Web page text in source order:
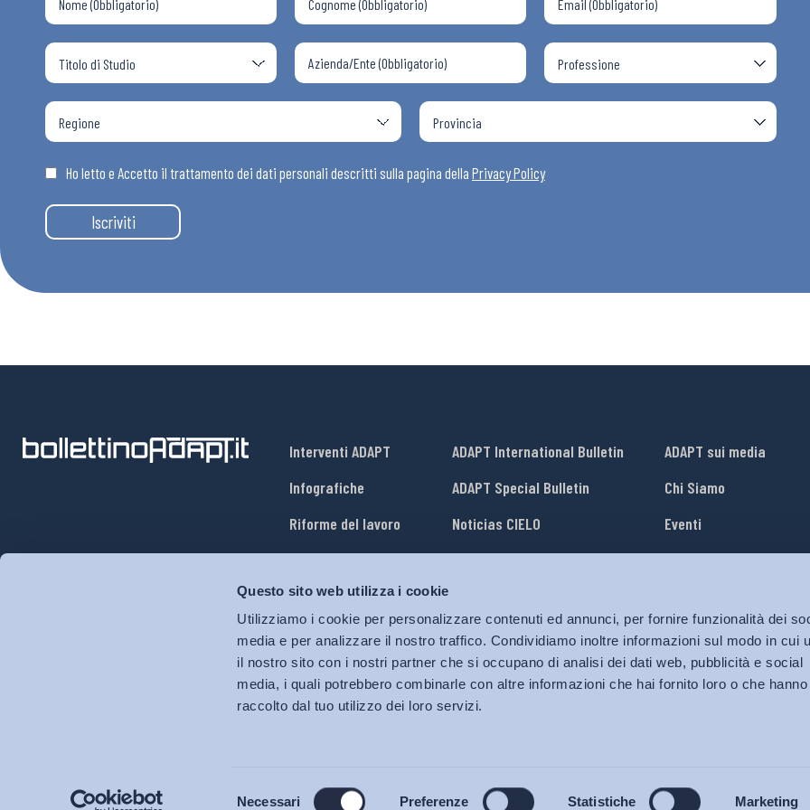
Questo sito web utilizza i cookie
Utilizziamo i cookie per personalizzare contenuti ed annunci, per fornire funzionalità dei
media e per analizzare il nostro traffico. Condividiamo inoltre informazioni sul modo in cui
il nostro sito con i nostri partner che si occupano di analisi dei dati web, pubblicità e social
media, i quali potrebbero combinarle con altre informazioni che hai fornito loro o che hanno
raccolto dal tuo utilizzo dei loro servizi.
Necessari Preferenze Statistiche Marketing
Ho letto e Accetto il trattamento dei dati personali descritti sulla pagina della Privacy Policy
Iscriviti
Interventi ADAPT
Infografiche
Riforme del lavoro
Mercato del lavoro
Relazioni industriali
Salute e sicurezza
Welfare
ADAPT International Bulletin
ADAPT Special Bulletin
Noticias CIELO
ADAPT sui media
Chi Siamo
Eventi
Lavora con Noi
© 2026 Bollettino Adapt. Privacy policy